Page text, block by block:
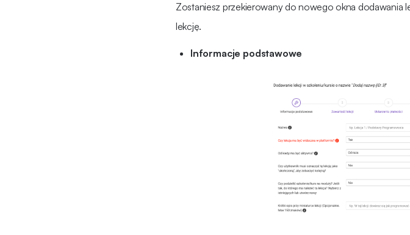
Zostaniesz przekierowany do nowego okna dodawania
lekcję.
Informacje podstawowe